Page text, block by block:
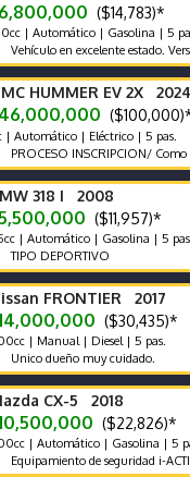
($14,783)*
| Automático | Gasolina | 5
en excelente estado. Versión
HUMMER EV 2X 2024
| Automático | Eléctrico | 5 pas.
INSCRIPCION/ Como
318 I 2008
($11,957)*
| Automático | Gasolina | 5
DEPORTIVO
FRONTIER 2017
($30,435)*
| Manual | Diesel | 5 pas.
dueño muy cuidado.
CX-5 2018
($22,826)*
| Automático | Gasolina | 5
de seguridad i-